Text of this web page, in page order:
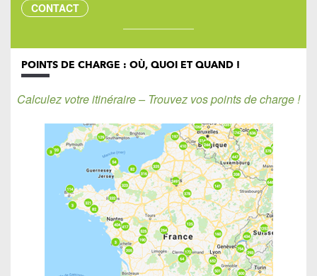
CONTACT
POINTS DE CHARGE : OÙ, QUOI ET QUAND !
Calculez votre itinéraire – Trouvez vos points de charge !